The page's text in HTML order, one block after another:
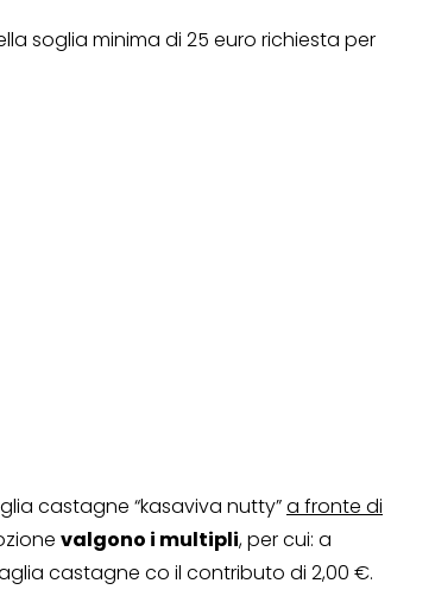
soglia minima di 25 euro richiesta per
castagne “kasaviva nutty”a fronte di
valgono i multipli, per cui: a
castagne co il contributo di 2,00 €.